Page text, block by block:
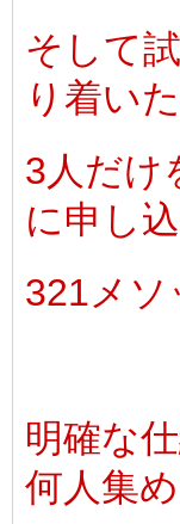
そして
り着い
3人だけ
に申し込
321メソ
明確な
何人集め